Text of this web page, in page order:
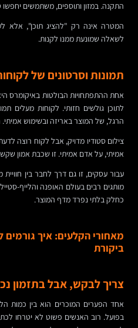
התקנה. במזון ותוספים, משתמשים
המטרה אינה רק "להציג תוכן", אלא
לשאלה שמונעת ממנו לקנות.
תמונות וסרטונים של
אחת ההתפתחויות הבולטות באיקומרס
לתוכן גולשים חזותי. לקוחות מעלים
הרגל, של המוצר באריזה ובשימוש
צילום סטודיו מדויק, אבל לקוח רוצה
אמיתי, על אדם אמיתי. זו שכבת אמון
עבור עסקים, זו גם דרך לחבר בין
מותגים רבים בעולם האופנה והלייף-
כחלק בלתי נפרד מדף המוצר.
מאחורי הקלעים: איך
ביקורת
צריך לבקש, אבל בתזמון
אחד הפערים המוכרים הוא בין כמות
בפועל. רוב האנשים פשוט לא יטרחו